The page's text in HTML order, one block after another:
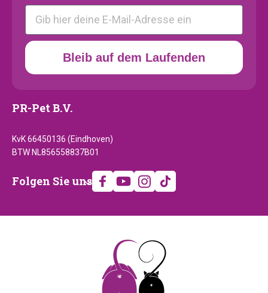
E-mail
Bleib auf dem Laufenden
PR-Pet B.V.
KvK 66450136 (Eindhoven)
BTW NL856558837B01
Folgen
uns
Folgen Sie uns